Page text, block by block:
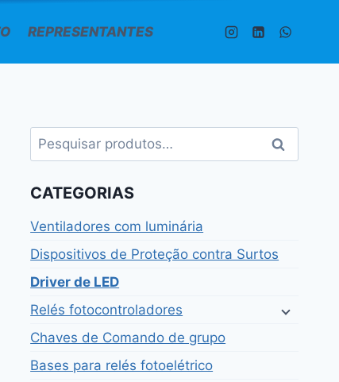
REPRESENTANTES
Pesquisar
por:
Pesquisar
CATEGORIAS
Ventiladores com luminária
Dispositivos de Proteção contra Surtos
Driver de LED
Relés fotocontroladores
Chaves de Comando de grupo
Bases para relés fotoelétrico